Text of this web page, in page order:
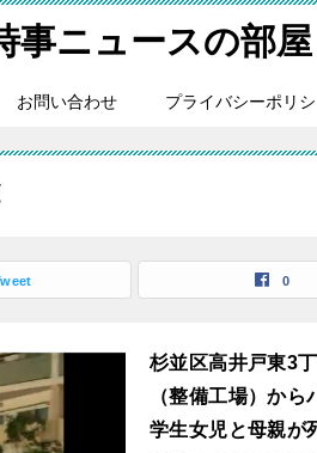
ニュースの部屋
お問い合わせ プライバシーポリ
0
杉並区高井戸東3
（整備工場）か
学生女児と母親が